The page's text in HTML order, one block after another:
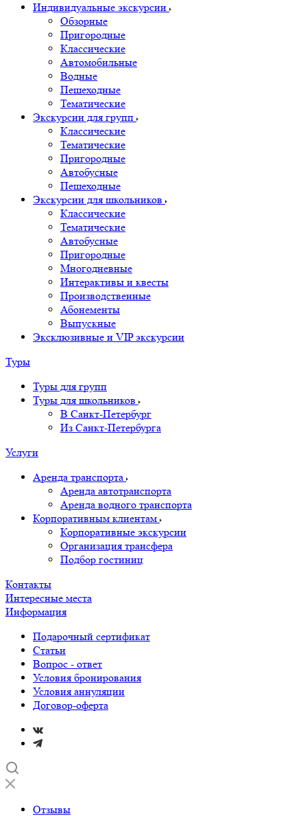
Индивидуальные экскурсии
Обзорные
Пригородные
Классические
Автомобильные
Водные
Пешеходные
Тематические
Экскурсии для групп
Классические
Тематические
Пригородные
Автобусные
Пешеходные
Экскурсии для школьников
Классические
Тематические
Автобусные
Пригородные
Многодневные
Интерактивы и квесты
Производственные
Абонементы
Выпускные
Эксклюзивные и VIP экскурсии
Туры
Туры для групп
Туры для школьников
В Санкт-Петербург
Из Санкт-Петербурга
Услуги
Аренда транспорта
Аренда автотранспорта
Аренда водного транспорта
Корпоративным клиентам
Корпоративные экскурсии
Организация трансфера
Подбор гостиниц
Контакты
Интересные места
Информация
Подарочный сертификат
Статьи
Вопрос - ответ
Условия бронирования
Условия аннуляции
Договор-оферта
Отзывы